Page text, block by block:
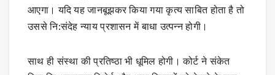
आएगा। यदि यह जानबूझकर किया गया कृत्य साबित होता है तो
उससे नि:संदेह न्याय प्रशासन में बाधा उत्पन्न होगी।
साथ ही संस्था की प्रतिष्ठा भी धूमिल होगी। कोर्ट ने संकेत